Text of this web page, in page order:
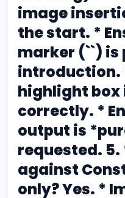
image
the start. *
marker (``)
introduction.
highlight
correctly. *
output is
requested. 5.
against
only? Yes. *